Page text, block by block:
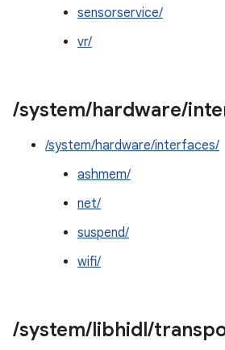
sensorservice/
vr/
/system/hardware/
/system/hardware/interfaces/
ashmem/
net/
suspend/
wifi/
/system/libhidl/